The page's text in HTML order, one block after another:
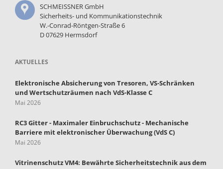
SCHMEISSNER GmbH
Sicherheits- und Kommunikationstechnik
W.-Conrad-Röntgen-Straße 6
D 07629 Hermsdorf
AKTUELLES
Elektronische Absicherung von Tresoren, VS-Schränken
und Wertschutzräumen nach VdS-Klasse C
Mai 2026
RC3 Gitter - Maximaler Einbruchschutz - Mechanische
Barriere mit elektronischer Überwachung (VdS C)
Mai 2026
Vitrinenschutz VM4: Bewährte Sicherheitstechnik aus dem